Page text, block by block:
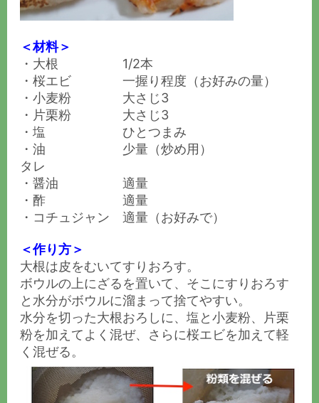
＜材料＞
・大根 1/2本
・桜エビ 一握り程度（お好みの量）
・小麦粉 大さじ3
・片栗粉 大さじ3
・塩 ひとつまみ
・油 少量（炒め用）
タレ
・醤油 適量
・酢 適量
・コチュジャン 適量（お好みで）
＜作り方＞
大根は皮をむいてすりおろす。
ボウルの上にざるを置いて、そこにすりおろす
と水分がボウルに溜まって捨てやすい。
水分を切った大根おろしに、塩と小麦粉、片栗
粉を加えてよく混ぜ、さらに桜エビを加えて軽
く混ぜる。